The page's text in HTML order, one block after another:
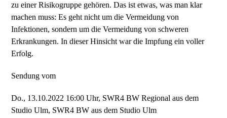
zu einer Risikogruppe gehören. Das ist etwas, was man klar
machen muss: Es geht nicht um die Vermeidung von
Infektionen, sondern um die Vermeidung von schweren
Erkrankungen. In dieser Hinsicht war die Impfung ein voller
Erfolg.
Sendung vom
Do., 13.10.2022 16:00 Uhr, SWR4 BW Regional aus dem
Studio Ulm, SWR4 BW aus dem Studio Ulm